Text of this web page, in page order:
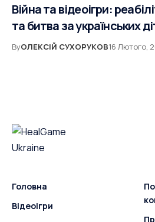
Війна та відеоігри:
та битва за українських
ByОЛЕКСІЙ СУХОРУКОВ16 Лютого,
Головна
Відеоігри